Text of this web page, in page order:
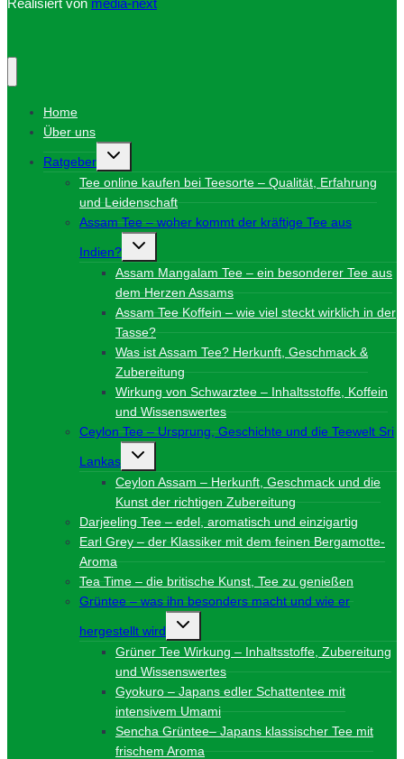
Home
Über uns
Ratgeber
Untermenü
Tee online kaufen bei Teesorte – Qualität, Erfahrung
und Leidenschaft
Assam Tee – woher kommt der kräftige Tee aus
Indien?
Untermenü
Assam Mangalam Tee – ein besonderer Tee aus
dem Herzen Assams
Assam Tee Koffein – wie viel steckt wirklich in der
Tasse?
Was ist Assam Tee? Herkunft, Geschmack &
Zubereitung
Wirkung von Schwarztee – Inhaltsstoffe, Koffein
und Wissenswertes
Ceylon Tee – Ursprung, Geschichte und die Teewelt Sri
Lankas
Untermenü
Ceylon Assam – Herkunft, Geschmack und die
Kunst der richtigen Zubereitung
Darjeeling Tee – edel, aromatisch und einzigartig
Earl Grey – der Klassiker mit dem feinen Bergamotte-
Aroma
Tea Time – die britische Kunst, Tee zu genießen
Grüntee – was ihn besonders macht und wie er
hergestellt wird
Untermenü
Grüner Tee Wirkung – Inhaltsstoffe, Zubereitung
und Wissenswertes
Gyokuro – Japans edler Schattentee mit
intensivem Umami
Sencha Grüntee– Japans klassischer Tee mit
frischem Aroma